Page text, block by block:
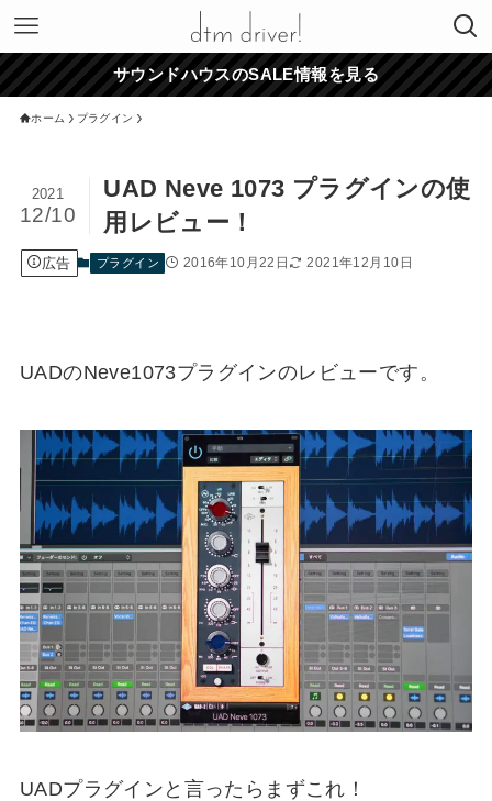
サウンドハウスのSALE情報を見る
ホーム プラグイン
UAD Neve 1073 プラグインの使
用レビュー！
2021
12/10
広告 プラグイン 2016年10月22日 2021年12月10日
UADのNeve1073プラグインのレビューです。
UADプラグインと言ったらまずこれ！